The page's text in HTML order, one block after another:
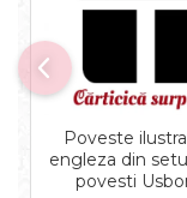
Poveste
engleza din
povesti